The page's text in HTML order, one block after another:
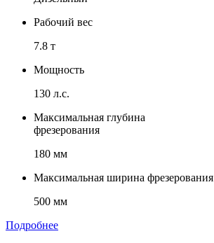
Рабочий вес
7.8 т
Мощность
130 л.с.
Максимальная глубина
фрезерования
180 мм
Максимальная ширина фрезерования
500 мм
Подробнее